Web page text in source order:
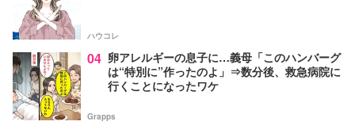
ハウコレ
04 卵アレルギーの息子に…義母「このハンバーグ
は“特別に”作ったのよ」⇒数分後、救急病院に
行くことになったワケ
Grapps